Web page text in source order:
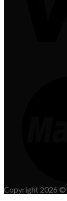
Copyright 2026 ©